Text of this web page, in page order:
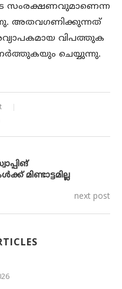
സംരക്ഷണവുമാണെന്ന
അതവഗണിക്കുന്നത്
വിപത്തുക
ചെയ്യുന്നു.
മിണ്ടാട്ടമില്ല
next post